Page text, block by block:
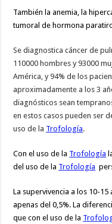
También la anemia, la
tumoral de hormona
Se diagnostica cáncer de
110000 hombres y 93000
América, y 94% de los
aproximadamente a los 3
diagnósticos sean
en estos casos pueden ser
uso de la Trofología.
Con el uso de la Trofología
del uso de la Trofología
La supervivencia a los 10-15
apenas del 0,5%. La
que con el uso de la